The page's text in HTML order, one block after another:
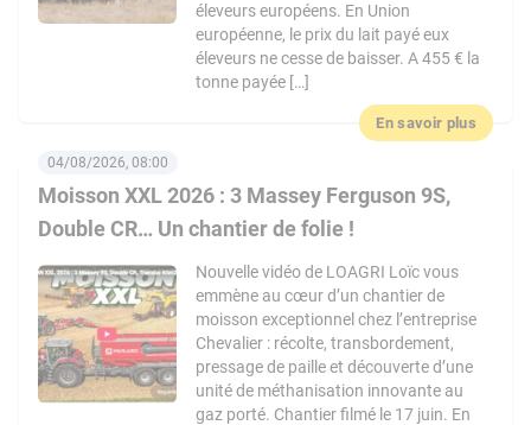
éleveurs européens. En Union
européenne, le prix du lait payé eux
éleveurs ne cesse de baisser. A 455 € la
tonne payée […]
En savoir plus
Moisson XXL 2026 : 3 Massey Ferguson 9S,
Double CR… Un chantier de folie !
04/08/2026, 08:00
Nouvelle vidéo de LOAGRI Loïc vous
emmène au cœur d’un chantier de
moisson exceptionnel chez l’entreprise
Chevalier : récolte, transbordement,
pressage de paille et découverte d’une
unité de méthanisation innovante au
gaz porté. Chantier filmé le 17 juin. En